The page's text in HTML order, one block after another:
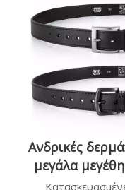
Ανδρικές
μεγάλα